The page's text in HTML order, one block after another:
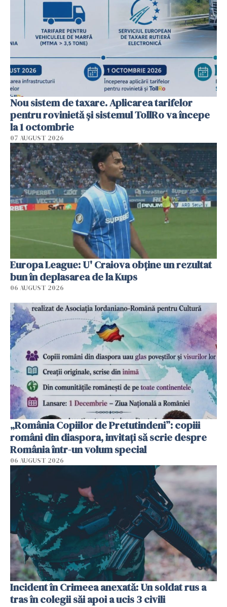
Nou sistem de taxare. Aplicarea tarifelor
pentru rovinietă şi sistemul TollRo va începe
la 1 octombrie
07 AUGUST 2026
Europa League: U' Craiova obține un rezultat
bun în deplasarea de la Kups
06 AUGUST 2026
„România Copiilor de Pretutindeni”: copiii
români din diaspora, invitați să scrie despre
România într-un volum special
06 AUGUST 2026
Incident în Crimeea anexată: Un soldat rus a
tras în colegii săi apoi a ucis 3 civili